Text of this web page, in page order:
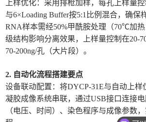
上样优化：采用排枪加样，每孔上样量
与6×Loading Buffer按5:1比例混合，确保
RNA样本需经50%甲酰胺处理（70℃加
级结构影响分离效果，上样量控制在20-
70-200ng/孔（大片段）。
2. 自动化流程搭建要点
设备联动配置：将DYCP-31E与自动上样
凝胶成像系统串联，通过USB接口连接
（电压、时间）、染色程序与成像参数